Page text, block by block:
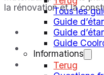
Tous les
Guide
Guide
Guide
Informations
Terug
la rénovation et la